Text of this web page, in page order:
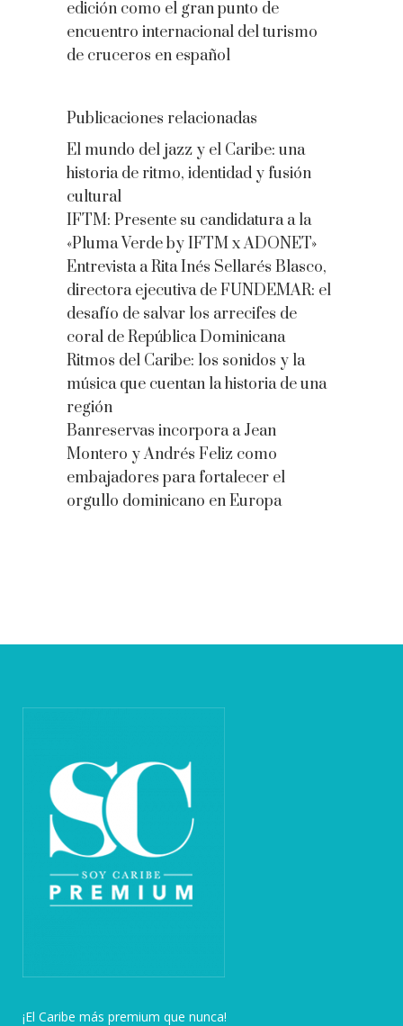
edición como el gran punto de
encuentro internacional del turismo
de cruceros en español
Publicaciones relacionadas
El mundo del jazz y el Caribe: una
historia de ritmo, identidad y fusión
cultural
IFTM: Presente su candidatura a la
«Pluma Verde by IFTM x ADONET»
Entrevista a Rita Inés Sellarés Blasco,
directora ejecutiva de FUNDEMAR: el
desafío de salvar los arrecifes de
coral de República Dominicana
Ritmos del Caribe: los sonidos y la
música que cuentan la historia de una
región
Banreservas incorpora a Jean
Montero y Andrés Feliz como
embajadores para fortalecer el
orgullo dominicano en Europa
¡El Caribe más premium que nunca!